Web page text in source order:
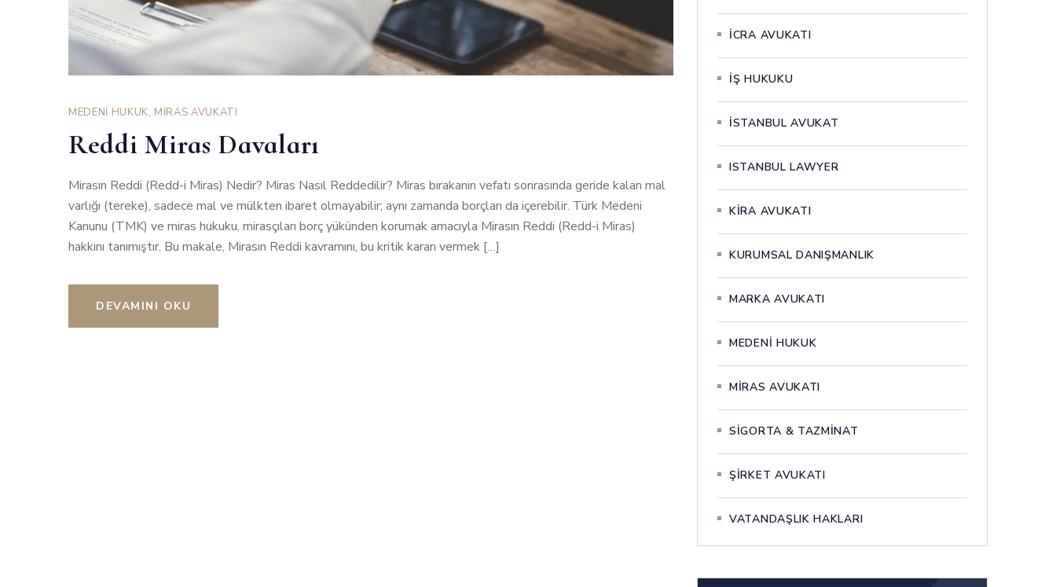
MEDENİ HUKUK, MİRAS AVUKATI
Reddi Miras Davaları
Mirasın Reddi (Redd-i Miras) Nedir? Miras Nasıl Reddedilir? Miras bırakanın vefatı sonrasında geride kalan mal
varlığı (tereke), sadece mal ve mülkten ibaret olmayabilir; aynı zamanda borçları da içerebilir. Türk Medeni
Kanunu (TMK) ve miras hukuku, mirasçıları borç yükünden korumak amacıyla Mirasın Reddi (Redd-i Miras)
hakkını tanımıştır. Bu makale, Mirasın Reddi kavramını, bu kritik kararı vermek […]
DEVAMINI OKU
İCRA AVUKATI
İŞ HUKUKU
İSTANBUL AVUKAT
ISTANBUL LAWYER
KİRA AVUKATI
KURUMSAL DANIŞMANLIK
MARKA AVUKATI
MEDENİ HUKUK
MİRAS AVUKATI
SİGORTA & TAZMİNAT
ŞİRKET AVUKATI
VATANDAŞLIK HAKLARI